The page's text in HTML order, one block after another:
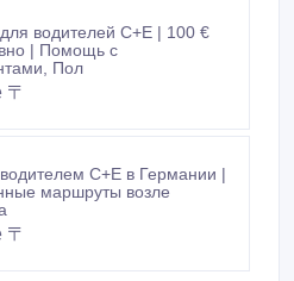
водителей C+E | 100 €
| Помощь с
Пол
〒
C+E в Германии |
маршруты возле
〒